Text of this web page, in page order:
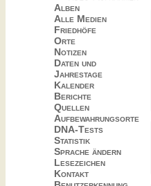
Alben
Alle Medien
Friedhöfe
Orte
Notizen
Daten und
Jahrestage
Kalender
Berichte
Quellen
Aufbewahrungsorte
DNA-Tests
Statistik
Sprache ändern
Lesezeichen
Kontakt